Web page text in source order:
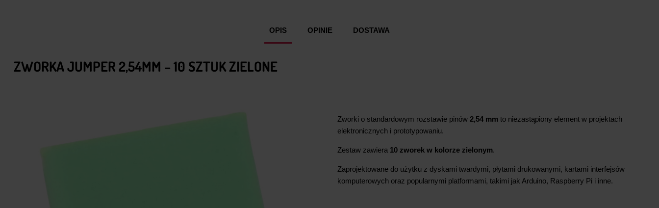
OPIS OPINIE DOSTAWA
ZWORKA JUMPER 2,54MM – 10 SZTUK ZIELONE
Zworki o standardowym rozstawie pinów 2,54 mm to niezastąpiony element w projektach
elektronicznych i prototypowaniu.
Zestaw zawiera 10 zworek w kolorze zielonym.
Zaprojektowane do użytku z dyskami twardymi, płytami drukowanymi, kartami interfejsów
komputerowych oraz popularnymi platformami, takimi jak Arduino, Raspberry Pi i inne.